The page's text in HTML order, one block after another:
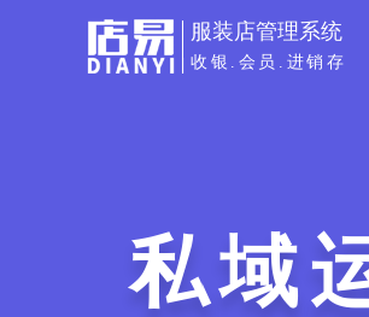
服装店管理系统
收银.会员.进销存
私域